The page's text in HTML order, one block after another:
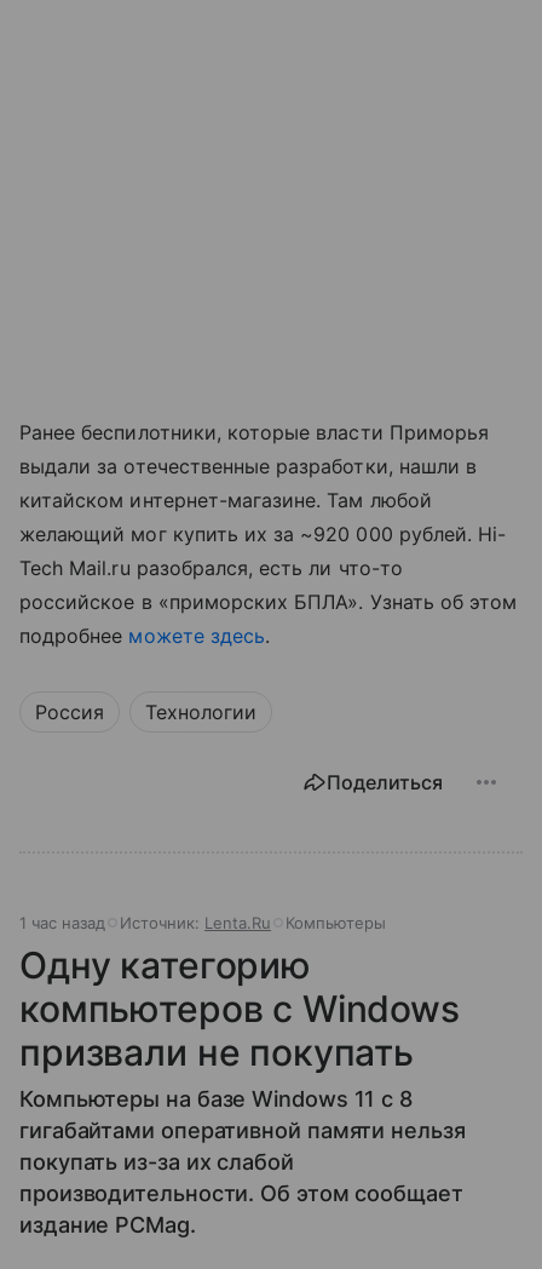
Ранее беспилотники, которые власти Приморья
выдали за отечественные разработки, нашли в
китайском интернет-магазине. Там любой
желающий мог купить их за ~920 000 рублей. Hi-
Tech Mail.ru разобрался, есть ли что-то
российское в «приморских БПЛА». Узнать об этом
подробнее можете здесь.
Россия Технологии
Поделиться
1 час назад Источник: Lenta.Ru Компьютеры
Одну категорию
компьютеров с Windows
призвали не покупать
Компьютеры на базе Windows 11 c 8
гигабайтами оперативной памяти нельзя
покупать из-за их слабой
производительности. Об этом сообщает
издание PCMag.